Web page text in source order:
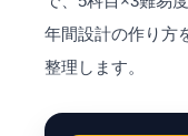
年間設計の作り方
整理します。